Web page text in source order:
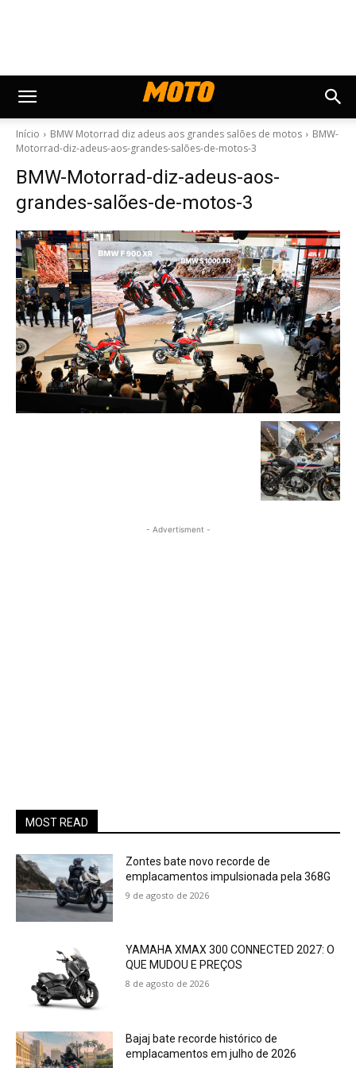
Início BMW Motorrad diz adeus aos grandes salões de motos
BMW-
Motorrad-diz-adeus-aos-grandes-salões-de-motos-3
BMW-Motorrad-diz-adeus-aos-
grandes-salões-de-motos-3
- Advertisment -
MOST READ
Zontes bate novo recorde de
emplacamentos impulsionada pela 368G
9 de agosto de 2026
YAMAHA XMAX 300 CONNECTED 2027: O
QUE MUDOU E PREÇOS
8 de agosto de 2026
Bajaj bate recorde histórico de
emplacamentos em julho de 2026